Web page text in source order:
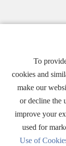
To
cookies and
make our
or decline the
improve your
used for
Use of